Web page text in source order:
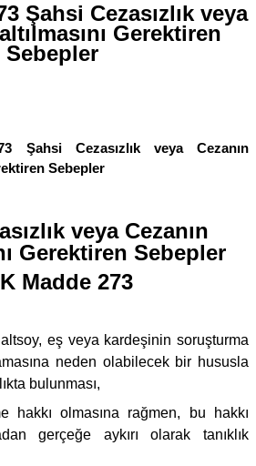
Şahsi Cezasızlık veya
Gerektiren
Sebepler
Şahsi Cezasızlık veya Cezanın
Sebepler
veya Cezanın
Gerektiren Sebepler
Madde 273
eş veya kardeşinin soruşturma
neden olabilecek bir hususla
bulunması,
hakkı olmasına rağmen, bu hakkı
gerçeğe aykırı olarak tanıklık